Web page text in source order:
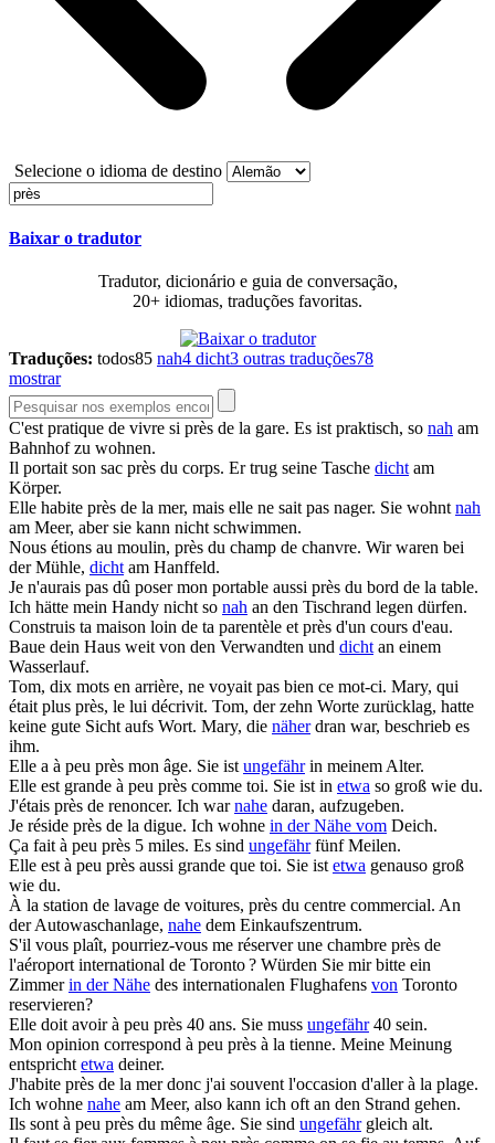
Selecione o idioma de destino
Baixar o tradutor
Tradutor, dicionário e guia de conversação,
20+ idiomas, traduções favoritas.
Traduções: todos85 nah4 dicht3 outras traduções78
mostrar
C'est pratique de vivre si près de la gare. Es ist praktisch, so nah am
Bahnhof zu wohnen.
Il portait son sac près du corps. Er trug seine Tasche dichtam
Körper.
Elle habite près de la mer, mais elle ne sait pas nager. Sie wohntnah
am Meer, aber sie kann nicht schwimmen.
Nous étions au moulin, près du champ de chanvre. Wir waren bei
der Mühle, dichtam Hanffeld.
Je n'aurais pas dû poser mon portable aussi près du bord de la table.
Ich hätte mein Handy nicht so nah an den Tischrand legen dürfen.
Construis ta maison loin de ta parentèle etprès d'un cours d'eau.
Baue dein Haus weit von den Verwandten und dichtan einem
Wasserlauf.
Tom, dix mots en arrière, ne voyait pas bien ce mot-ci. Mary, qui
était plus près, le lui décrivit. Tom, der zehn Worte zurücklag, hatte
keine gute Sicht aufs Wort. Mary, die näherdran war, beschrieb es
ihm.
Elle a à peu près mon âge. Sie istungefährin meinem Alter.
Elle est grande à peu près comme toi. Sie ist in etwa so groß wie du.
J'étais près de renoncer. Ich warnahe daran, aufzugeben.
Je réside près de la digue. Ich wohne in der Nähe vom Deich.
Ça faità peu près 5 miles. Es sind ungefährfünf Meilen.
Elle està peu près aussi grande que toi. Sie istetwa genauso groß
wie du.
À la station de lavage de voitures, près du centre commercial. An
der Autowaschanlage, nahe dem Einkaufszentrum.
S'il vous plaît, pourriez-vous me réserver une chambre près de
l'aéroport international de Toronto ? Würden Sie mir bitte ein
Zimmerin der Nähe des internationalen Flughafens von Toronto
reservieren?
Elle doit avoirà peu près 40 ans. Sie muss ungefähr40 sein.
Mon opinion correspond à peu près à la tienne. Meine Meinung
entsprichtetwa deiner.
J'habite près de la mer donc j'ai souvent l'occasion d'aller à la plage.
Ich wohne nahe am Meer, also kann ich oft an den Strand gehen.
Ils sontà peu près du même âge. Sie sind ungefährgleich alt.